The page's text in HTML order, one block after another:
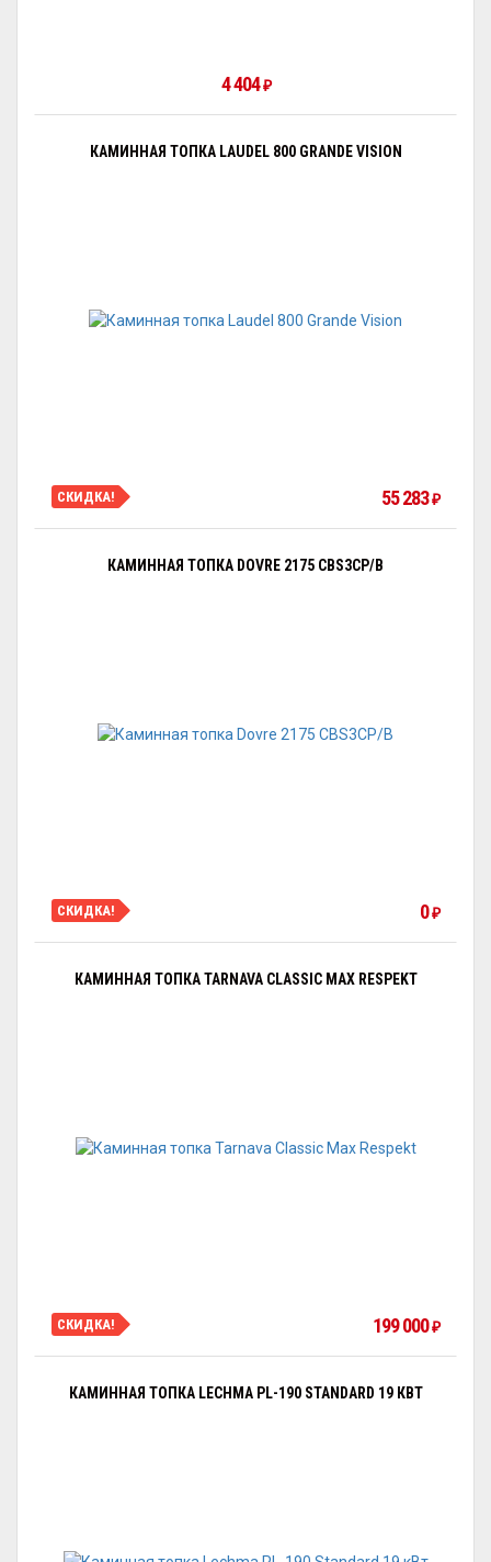
4 404₽
КАМИННАЯ ТОПКА LAUDEL 800 GRANDE VISION
СКИДКА! 55 283₽
КАМИННАЯ ТОПКА DOVRE 2175 CBS3CP/B
СКИДКА! 0₽
КАМИННАЯ ТОПКА TARNAVA CLASSIC MAX RESPEKT
СКИДКА! 199 000₽
КАМИННАЯ ТОПКА LECHMA PL-190 STANDARD 19 КВТ